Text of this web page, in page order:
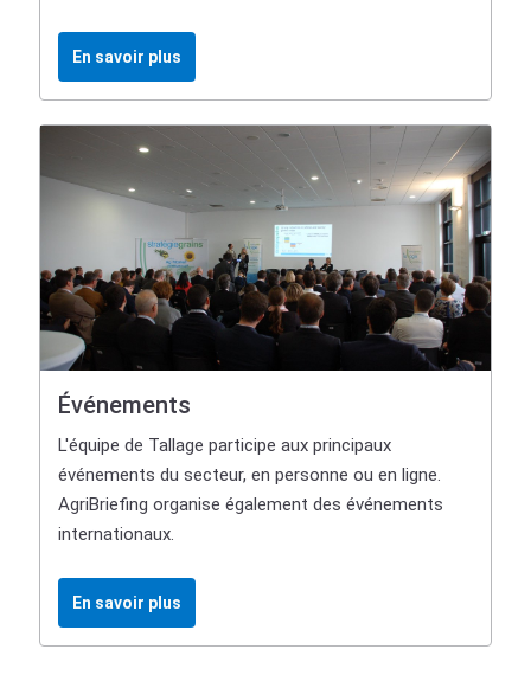
En savoir plus
Événements
L'équipe de Tallage participe aux principaux
événements du secteur, en personne ou en ligne.
AgriBriefing organise également des événements
internationaux.
En savoir plus